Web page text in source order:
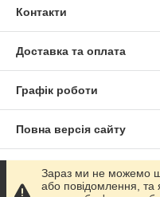
Контакти
Доставка та оплата
Графік роботи
Повна версія сайту
Сайт створено на
Зараз ми не можемо
або повідомлення, та